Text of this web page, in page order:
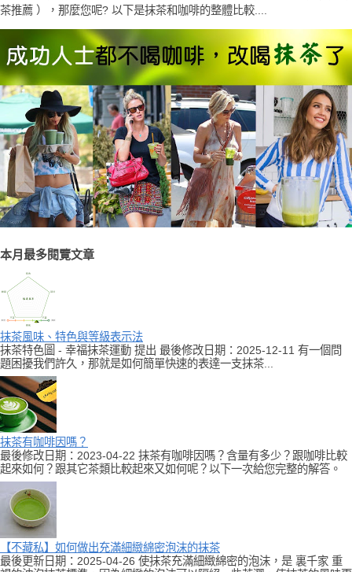
茶推薦 ），那麼您呢? 以下是抹茶和咖啡的整體比較....
本月最多閱覽文章
抹茶風味、特色與等級表示法
抹茶特色圖 - 幸福抹茶運動 提出 最後修改日期：2025-12-11 有一個問
題困擾我們許久，那就是如何簡單快速的表達一支抹茶...
抹茶有咖啡因嗎？
最後修改日期：2023-04-22 抹茶有咖啡因嗎？含量有多少？跟咖啡比較
起來如何？跟其它茶類比較起來又如何呢？以下一次給您完整的解答。
【不藏私】如何做出充滿細緻綿密泡沫的抹茶
最後更新日期：2025-04-26 使抹茶充滿細緻綿密的泡沫，是 裏千家 重